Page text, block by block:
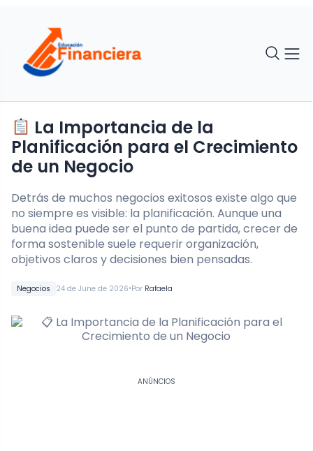
Negocios 24 de June de 2026•Por Rafaela
La Importancia de la
Planificación para el Crecimiento
de un Negocio
Detrás de muchos negocios exitosos existe algo que
no siempre es visible: la planificación. Aunque una
buena idea puede ser el punto de partida, crecer de
forma sostenible suele requerir organización,
objetivos claros y decisiones bien pensadas.
ANÚNCIOS